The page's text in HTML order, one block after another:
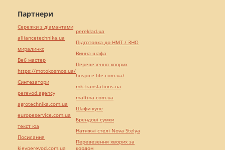
Партнери
Сережки з діамантами
alliancetechnika.ua
миралинкс
Веб мастер
https://motokosmos.ua/
Синтезатори
perevod.agency
agrotechnika.com.ua
europeservice.com.ua
текст юа
Посилання
kievperevod.com.ua
pereklad.ua
Підготовка до НМТ / ЗНО
Винна шафа
Перевезення хворих
hospice-life.com.ua/
mk-translations.ua
maltina.com.ua
Шафи купе
Брендові сумки
Натяжні стелі Nova Stelya
Перевезення хворих за
кордон